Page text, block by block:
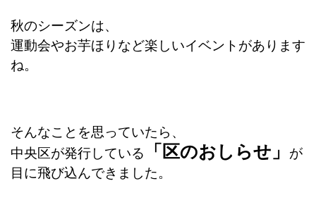
秋のシーズンは、
運動会やお芋ほりなど楽しいイベントがあります
ね。
そんなことを思っていたら、
中央区が発行している
「区のおしらせ」
が
目に飛び込んできました。